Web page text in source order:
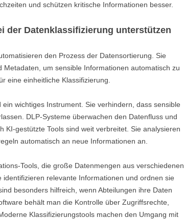
und schützen kritische Informationen besser.
der Datenklassifizierung unterstützen
den Prozess der Datensortierung. Sie
um sensible Informationen automatisch zu
eine einheitliche Klassifizierung.
wichtiges Instrument. Sie verhindern, dass sensible
DLP-Systeme überwachen den Datenfluss und
KI-gestützte Tools sind weit verbreitet. Sie analysieren
automatisch an neue Informationen an.
Tools, die große Datenmengen aus verschiedenen
relevante Informationen und ordnen sie
besonders hilfreich, wenn Abteilungen ihre Daten
behält man die Kontrolle über Zugriffsrechte,
Klassifizierungstools machen den Umgang mit